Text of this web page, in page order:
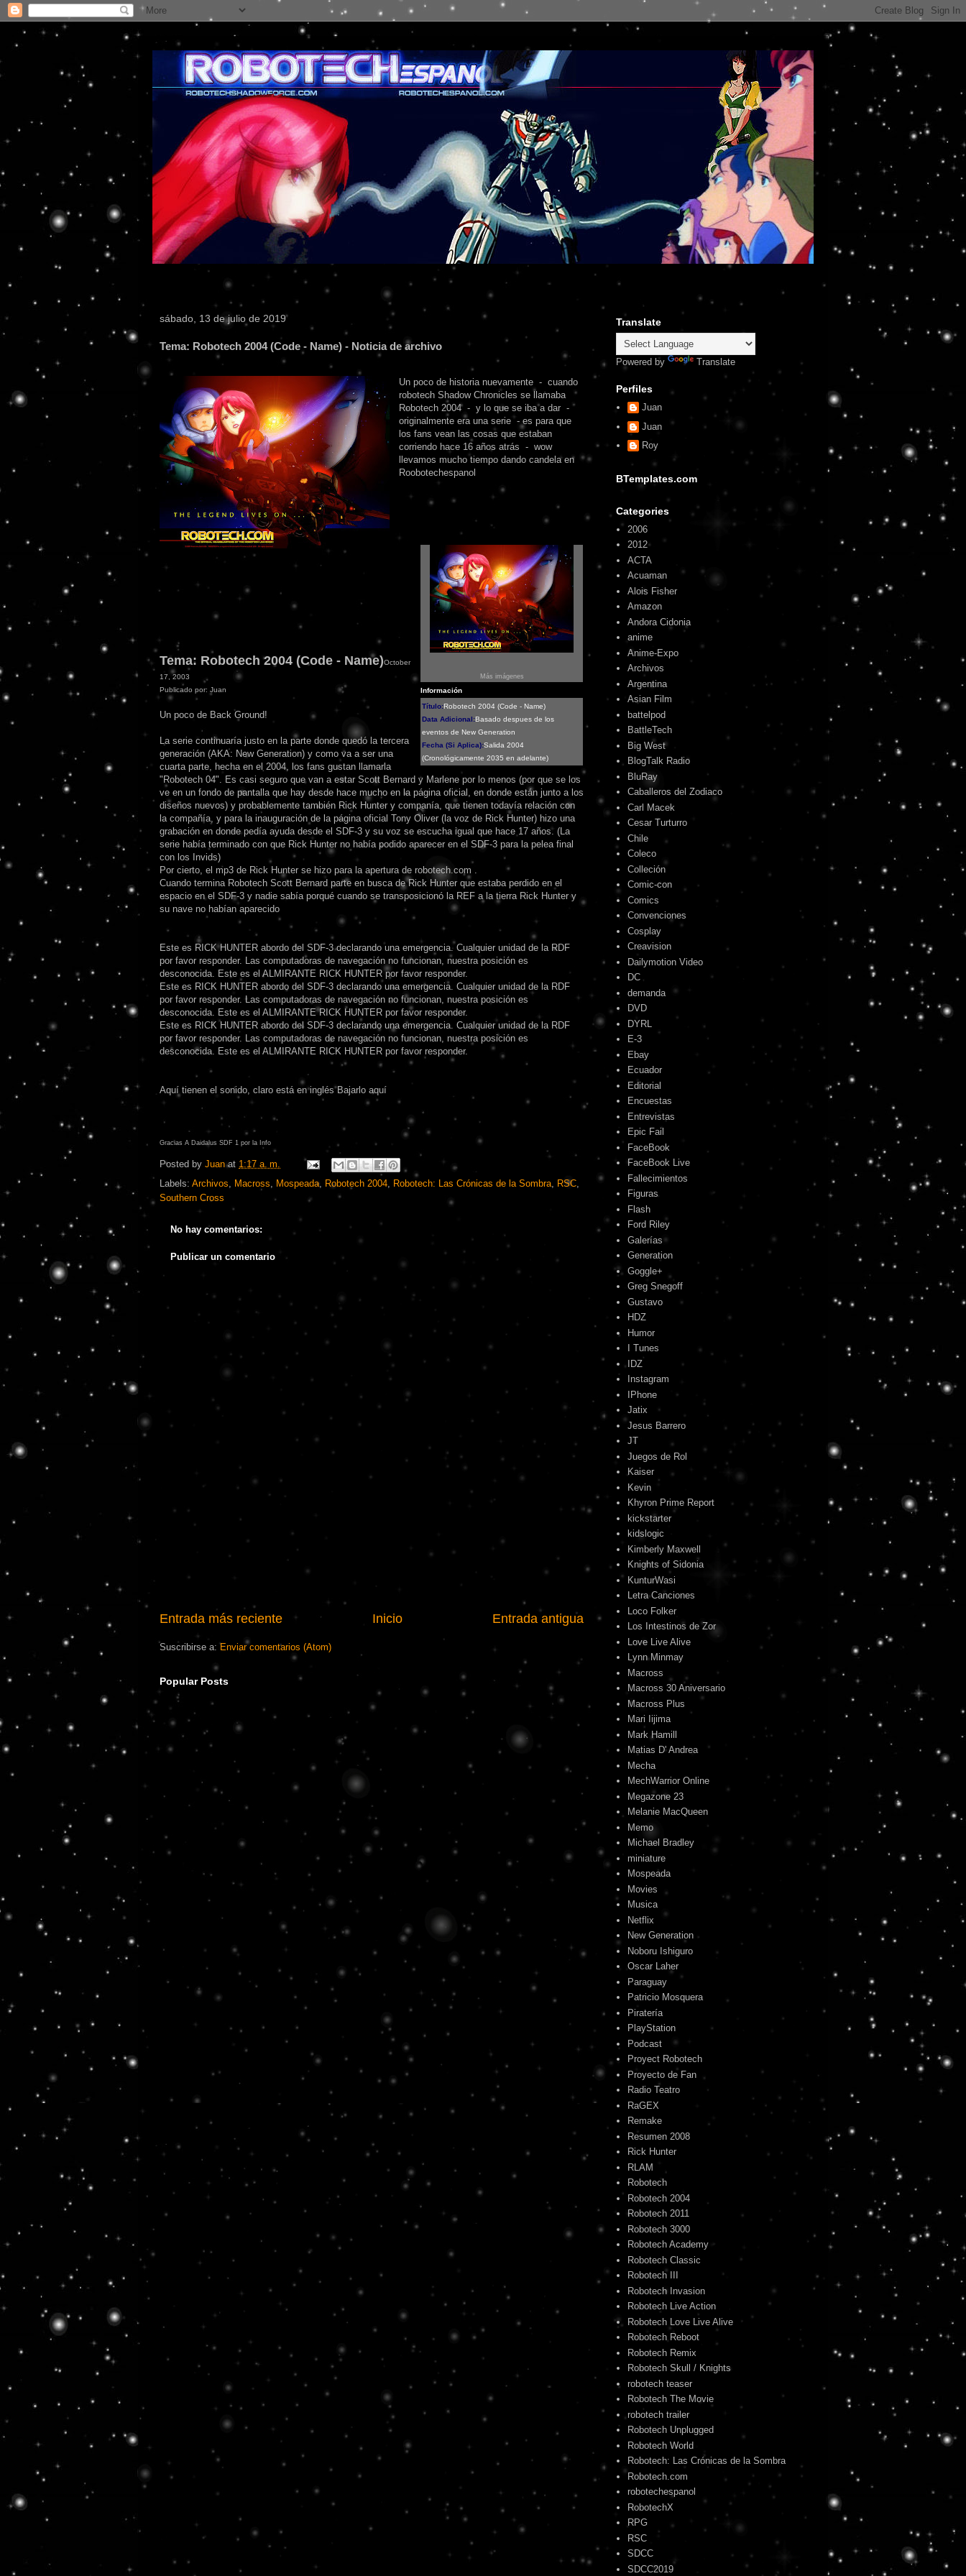
sábado, 13 de julio de 2019
Tema: Robotech 2004 (Code - Name) - Noticia de archivo
Un poco de historia nuevamente - cuando
robotech Shadow Chronicles se llamaba
Robotech 2004 - y lo que se iba a dar -
originalmente era una serie - es para que
los fans vean las cosas que estaban
corriendo hace 16 años atrás - wow
llevamos mucho tiempo dando candela en
Roobotechespanol
Más imágenes
Información
Título:Robotech 2004 (Code - Name)
Data Adicional:Basado despues de los
eventos de New Generation
Fecha (Si Aplica):Salida 2004
(Cronológicamente 2035 en adelante)
Tema: Robotech 2004 (Code - Name)October
17, 2003
Publicado por: Juan
Un poco de Back Ground!
La serie continuaría justo en la parte donde quedó la tercera
generación (AKA: New Generation) y como va a ser una
cuarta parte, hecha en el 2004, los fans gustan llamarla
"Robotech 04". Es casi seguro que van a estar Scott Bernard y Marlene por lo menos (por que se los
ve en un fondo de pantalla que hay desde hace mucho en la página oficial, en donde están junto a los
diseños nuevos) y probablemente también Rick Hunter y companía, que tienen todavía relación con
la compañía, y para la inauguración de la página oficial Tony Oliver (la voz de Rick Hunter) hizo una
grabación en donde pedía ayuda desde el SDF-3 y su voz se escucha igual que hace 17 años. (La
serie había terminado con que Rick Hunter no había podido aparecer en el SDF-3 para la pelea final
con los Invids)
Por cierto, el mp3 de Rick Hunter se hizo para la apertura de robotech.com .
Cuando termina Robotech Scott Bernard parte en busca de Rick Hunter que estaba perdido en el
espacio en el SDF-3 y nadie sabía porqué cuando se transposicionó la REF a la tierra Rick Hunter y
su nave no habían aparecido
Este es RICK HUNTER abordo del SDF-3 declarando una emergencia. Cualquier unidad de la RDF
por favor responder. Las computadoras de navegación no funcionan, nuestra posición es
desconocida. Este es el ALMIRANTE RICK HUNTER por favor responder.
Este es RICK HUNTER abordo del SDF-3 declarando una emergencia. Cualquier unidad de la RDF
por favor responder. Las computadoras de navegación no funcionan, nuestra posición es
desconocida. Este es el ALMIRANTE RICK HUNTER por favor responder.
Este es RICK HUNTER abordo del SDF-3 declarando una emergencia. Cualquier unidad de la RDF
por favor responder. Las computadoras de navegación no funcionan, nuestra posición es
desconocida. Este es el ALMIRANTE RICK HUNTER por favor responder.
Aquí tienen el sonido, claro está en inglés Bajarlo aquí
Gracias A Daidalus SDF 1 por la Info
Posted by Juan at 1:17 a. m.
Labels: Archivos, Macross, Mospeada, Robotech 2004, Robotech: Las Crónicas de la Sombra, RSC,
Southern Cross
No hay comentarios:
Publicar un comentario
Entrada más reciente Entrada antigua
Inicio
Suscribirse a:Enviar comentarios (Atom)
Popular Posts
Translate
Powered by Translate
Perfiles
Juan
Juan
Roy
BTemplates.com
Categories
2006
2012
ACTA
Acuaman
Alois Fisher
Amazon
Andora Cidonia
anime
Anime-Expo
Archivos
Argentina
Asian Film
battelpod
BattleTech
Big West
BlogTalk Radio
BluRay
Caballeros del Zodiaco
Carl Macek
Cesar Turturro
Chile
Coleco
Colleción
Comic-con
Comics
Convenciones
Cosplay
Creavision
Dailymotion Video
DC
demanda
DVD
DYRL
E-3
Ebay
Ecuador
Editorial
Encuestas
Entrevistas
Epic Fail
FaceBook
FaceBook Live
Fallecimientos
Figuras
Flash
Ford Riley
Galerías
Generation
Goggle+
Greg Snegoff
Gustavo
HDZ
Humor
I Tunes
IDZ
Instagram
IPhone
Jatix
Jesus Barrero
JT
Juegos de Rol
Kaiser
Kevin
Khyron Prime Report
kickstarter
kidslogic
Kimberly Maxwell
Knights of Sidonia
KunturWasi
Letra Canciones
Loco Folker
Los Intestinos de Zor
Love Live Alive
Lynn Minmay
Macross
Macross 30 Aniversario
Macross Plus
Mari Iijima
Mark Hamill
Matias D' Andrea
Mecha
MechWarrior Online
Megazone 23
Melanie MacQueen
Memo
Michael Bradley
miniature
Mospeada
Movies
Musica
Netflix
New Generation
Noboru Ishiguro
Oscar Laher
Paraguay
Patricio Mosquera
Piratería
PlayStation
Podcast
Proyect Robotech
Proyecto de Fan
Radio Teatro
RaGEX
Remake
Resumen 2008
Rick Hunter
RLAM
Robotech
Robotech 2004
Robotech 2011
Robotech 3000
Robotech Academy
Robotech Classic
Robotech III
Robotech Invasion
Robotech Live Action
Robotech Love Live Alive
Robotech Reboot
Robotech Remix
Robotech Skull / Knights
robotech teaser
Robotech The Movie
robotech trailer
Robotech Unplugged
Robotech World
Robotech: Las Crónicas de la Sombra
Robotech.com
robotechespanol
RobotechX
RPG
RSC
SDCC
SDCC2019